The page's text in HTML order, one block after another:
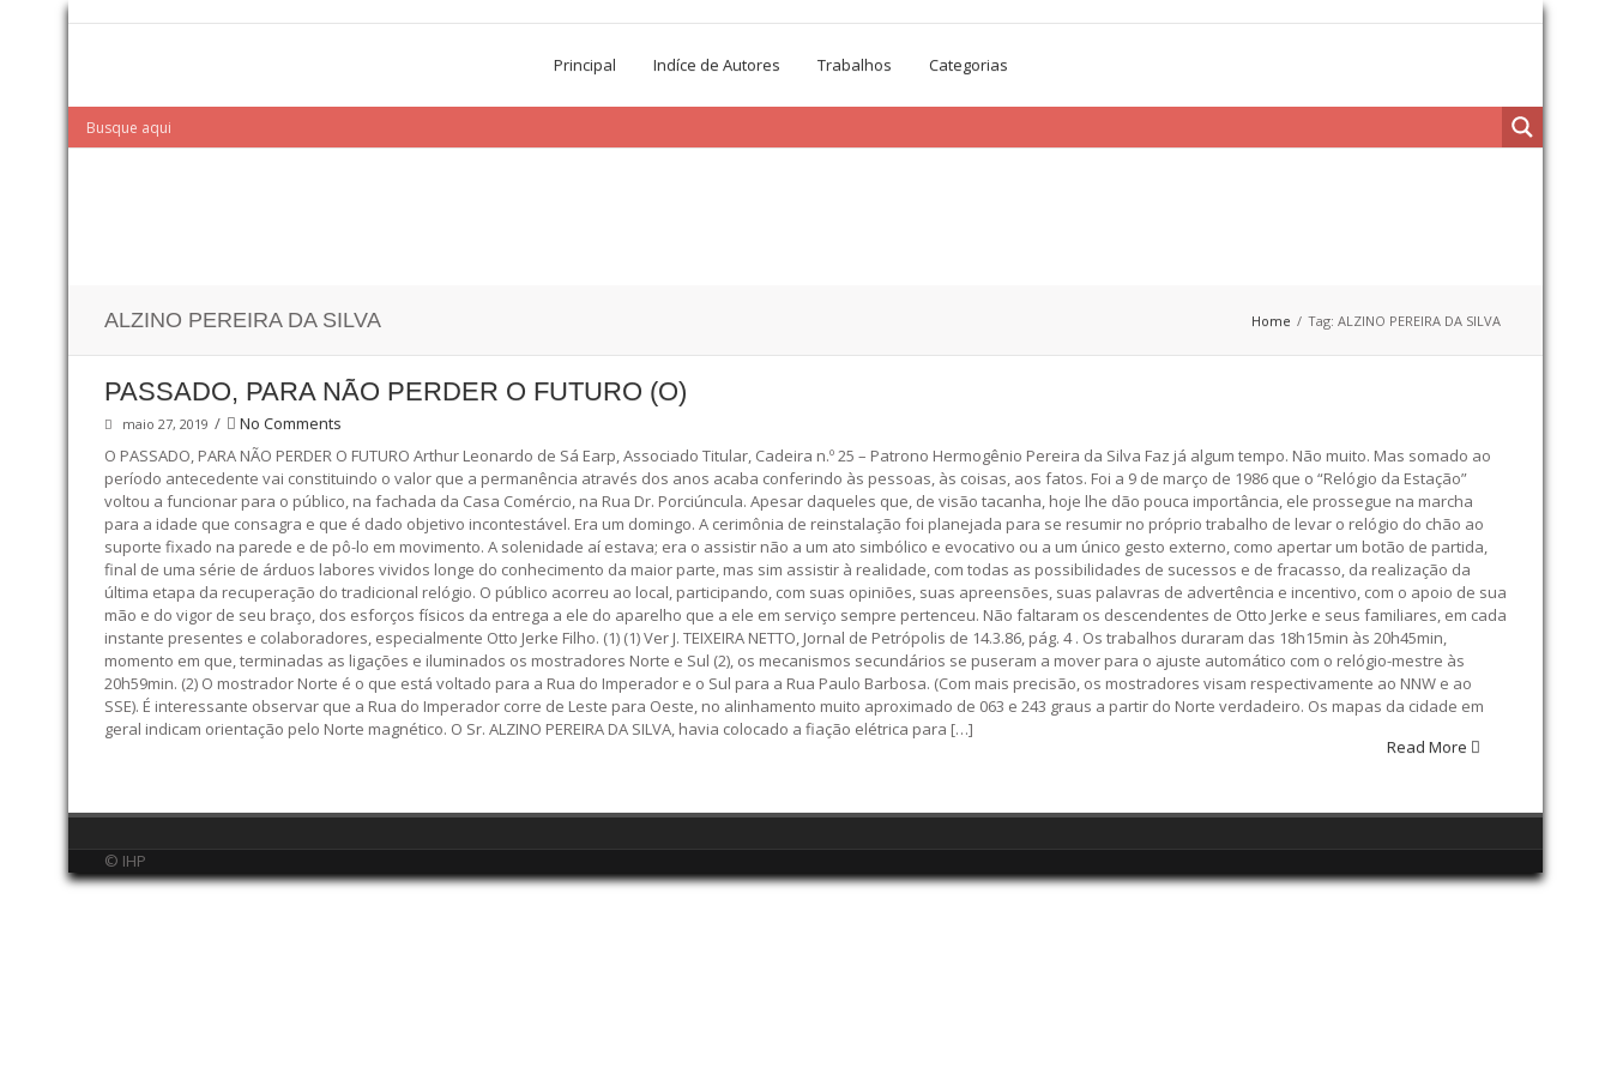
Principal Indíce de Autores Trabalhos Categorias
ALZINO PEREIRA DA SILVA Home Tag: ALZINO PEREIRA DA SILVA
PASSADO, PARA NÃO PERDER O FUTURO (O)
maio 27, 2019 /
No Comments
O PASSADO, PARA NÃO PERDER O FUTURO Arthur Leonardo de Sá Earp, Associado Titular, Cadeira n.º 25 – Patrono Hermogênio Pereira da Silva Faz já algum tempo. Não muito. Mas somado ao
período antecedente vai constituindo o valor que a permanência através dos anos acaba conferindo às pessoas, às coisas, aos fatos. Foi a 9 de março de 1986 que o “Relógio da Estação”
voltou a funcionar para o público, na fachada da Casa Comércio, na Rua Dr. Porciúncula. Apesar daqueles que, de visão tacanha, hoje lhe dão pouca importância, ele prossegue na marcha
para a idade que consagra e que é dado objetivo incontestável. Era um domingo. A cerimônia de reinstalação foi planejada para se resumir no próprio trabalho de levar o relógio do chão ao
suporte fixado na parede e de pô-lo em movimento. A solenidade aí estava; era o assistir não a um ato simbólico e evocativo ou a um único gesto externo, como apertar um botão de partida,
final de uma série de árduos labores vividos longe do conhecimento da maior parte, mas sim assistir à realidade, com todas as possibilidades de sucessos e de fracasso, da realização da
última etapa da recuperação do tradicional relógio. O público acorreu ao local, participando, com suas opiniões, suas apreensões, suas palavras de advertência e incentivo, com o apoio de sua
mão e do vigor de seu braço, dos esforços físicos da entrega a ele do aparelho que a ele em serviço sempre pertenceu. Não faltaram os descendentes de Otto Jerke e seus familiares, em cada
instante presentes e colaboradores, especialmente Otto Jerke Filho. (1) (1) Ver J. TEIXEIRA NETTO, Jornal de Petrópolis de 14.3.86, pág. 4 . Os trabalhos duraram das 18h15min às 20h45min,
momento em que, terminadas as ligações e iluminados os mostradores Norte e Sul (2), os mecanismos secundários se puseram a mover para o ajuste automático com o relógio-mestre às
20h59min. (2) O mostrador Norte é o que está voltado para a Rua do Imperador e o Sul para a Rua Paulo Barbosa. (Com mais precisão, os mostradores visam respectivamente ao NNW e ao
SSE). É interessante observar que a Rua do Imperador corre de Leste para Oeste, no alinhamento muito aproximado de 063 e 243 graus a partir do Norte verdadeiro. Os mapas da cidade em
geral indicam orientação pelo Norte magnético. O Sr. ALZINO PEREIRA DA SILVA, havia colocado a fiação elétrica para […]
Read More
© IHP